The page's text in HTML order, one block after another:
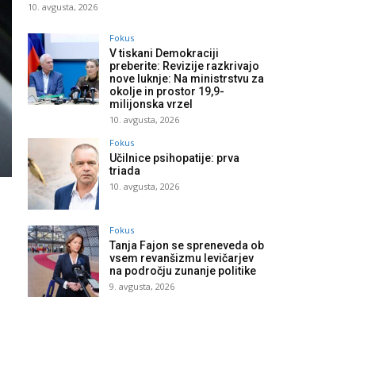
10. avgusta, 2026
Fokus
V tiskani Demokraciji
preberite: Revizije razkrivajo
nove luknje: Na ministrstvu za
okolje in prostor 19,9-
milijonska vrzel
10. avgusta, 2026
Fokus
Učilnice psihopatije: prva
triada
10. avgusta, 2026
Fokus
Tanja Fajon se spreneveda ob
vsem revanšizmu levičarjev
na področju zunanje politike
9. avgusta, 2026